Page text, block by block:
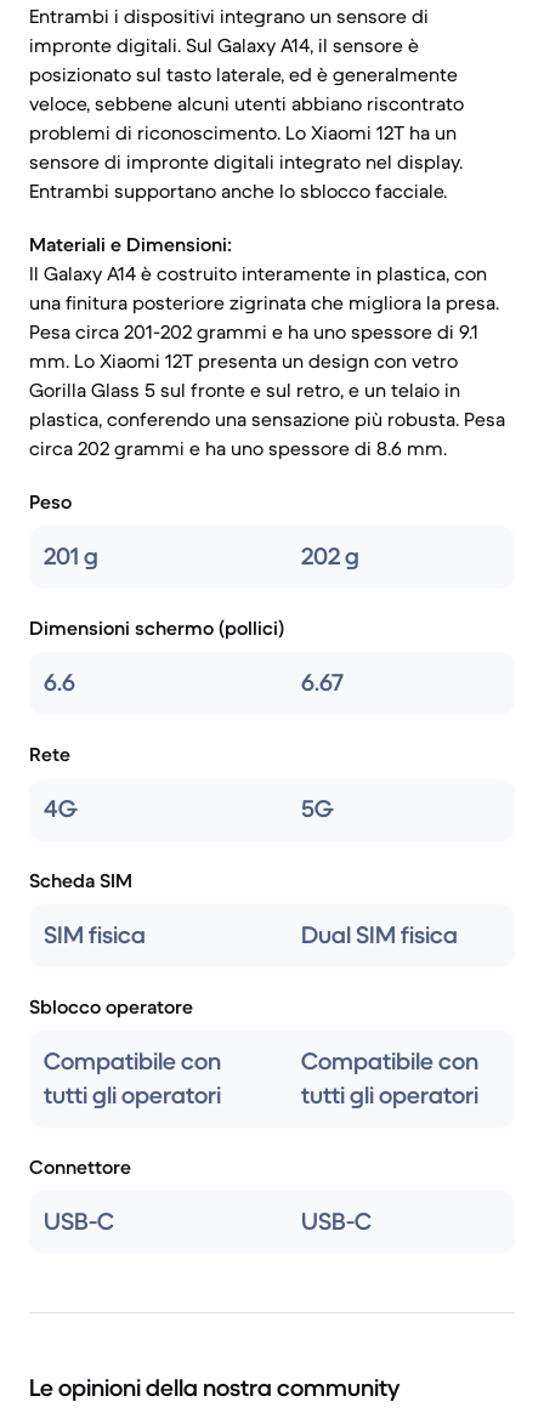
Entrambi i dispositivi integrano un sensore di
impronte digitali. Sul Galaxy A14, il sensore è
posizionato sul tasto laterale, ed è generalmente
veloce, sebbene alcuni utenti abbiano riscontrato
problemi di riconoscimento. Lo Xiaomi 12T ha un
sensore di impronte digitali integrato nel display.
Entrambi supportano anche lo sblocco facciale.
Materiali e Dimensioni:
Il Galaxy A14 è costruito interamente in plastica, con
una finitura posteriore zigrinata che migliora la presa.
Pesa circa 201-202 grammi e ha uno spessore di 9.1
mm. Lo Xiaomi 12T presenta un design con vetro
Gorilla Glass 5 sul fronte e sul retro, e un telaio in
plastica, conferendo una sensazione più robusta. Pesa
circa 202 grammi e ha uno spessore di 8.6 mm.
Peso
201 g 202 g
Dimensioni schermo (pollici)
6.6 6.67
Rete
4G 5G
Scheda SIM
SIM fisica Dual SIM fisica
Sblocco operatore
Compatibile con
tutti gli operatori
Compatibile con
tutti gli operatori
Connettore
USB-C USB-C
Le opinioni della nostra community